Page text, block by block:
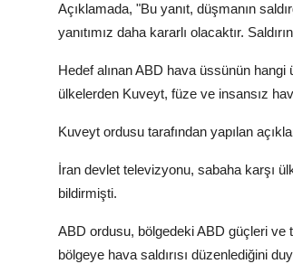
Açıklamada, "Bu yanıt, düşmanın
yanıtımız daha kararlı olacaktır.
Hedef alınan ABD hava üssünün
ülkelerden Kuveyt, füze ve insansız
Kuveyt ordusu tarafından yapılan
İran devlet televizyonu, sabaha karşı
bildirmişti.
ABD ordusu, bölgedeki ABD güçleri ve
bölgeye hava saldırısı düzenlediğini